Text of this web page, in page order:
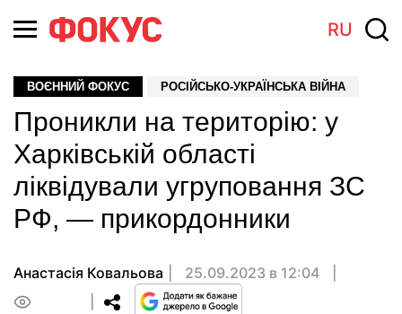
RU
ВОЄННИЙ ФОКУС РОСІЙСЬКО-УКРАЇНСЬКА ВІЙНА
Проникли на територію: у
Харківській області
ліквідували угруповання ЗС
РФ, — прикордонники
Анастасія Ковальова
25.09.2023 в 12:04